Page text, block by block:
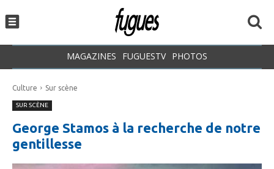
MAGAZINES FUGUESTV PHOTOS
Culture Sur scène
SUR SCÈNE
George Stamos à la recherche de notre
gentillesse